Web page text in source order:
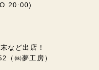
など出店！
（㈱夢工房）